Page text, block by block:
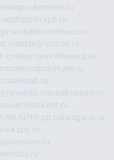
kinosvin.ru
deltaprim.spb.ru
multiki-online.com
detskiy-ostrov.ru
creator.ru nix-files.org.ru
sputnikyes.ru
zallclub.ru
haikko.rusobakopedia.ru
clock.net.ru
7bit.pp.rukalugatur.ru